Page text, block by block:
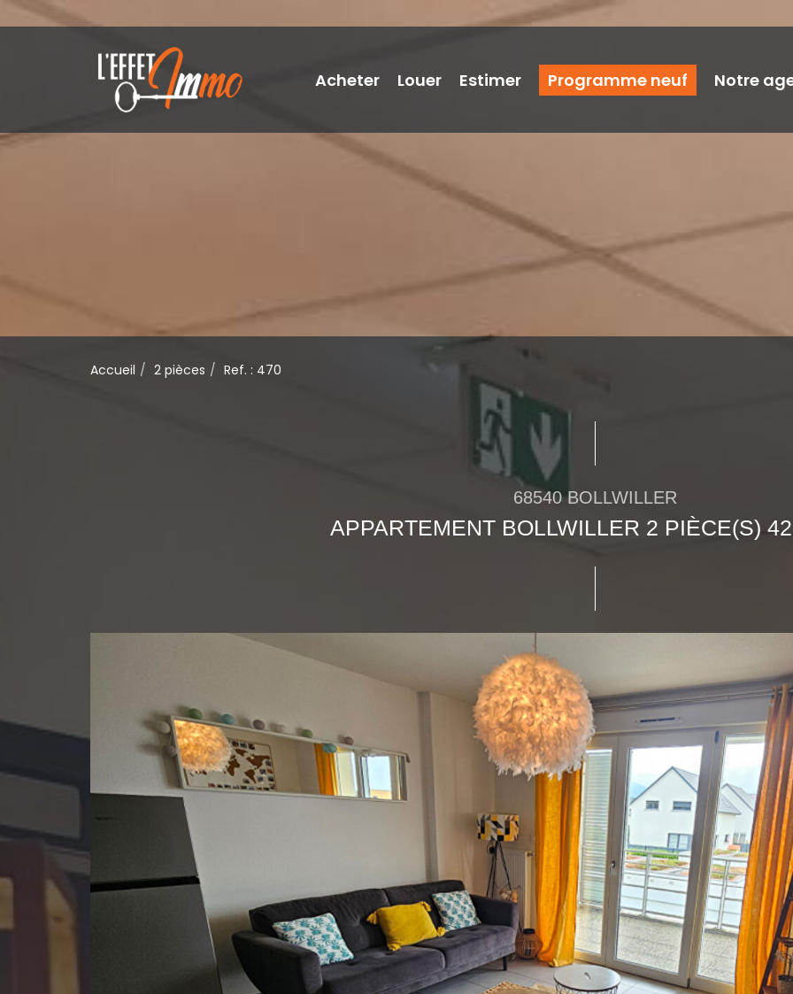
Acheter Louer Estimer Programme neuf Notre
Accueil 2 pièces Ref. : 470
68540 BOLLWILLER
APPARTEMENT BOLLWILLER 2 PIÈCE(S)